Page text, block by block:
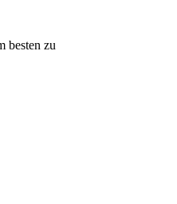
besten zu